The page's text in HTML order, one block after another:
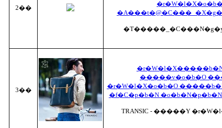
2��
3��
�����v�o�b�O
�r�W�l�X�o�b�O
�f�C�p�b�N
TRANSIC - �����Y